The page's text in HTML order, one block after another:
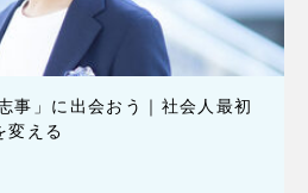
事」に出会おう｜社会人最初
変える